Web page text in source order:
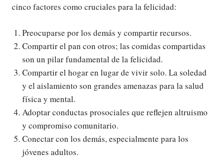
cinco factores como cruciales para la felicidad:
Preocuparse por los demás y compartir recursos.
Compartir el pan con otros; las comidas compartidas
son un pilar fundamental de la felicidad.
Compartir el hogar en lugar de vivir solo. La soledad
y el aislamiento son grandes amenazas para la salud
física y mental.
Adoptar conductas prosociales que reflejen altruismo
y compromiso comunitario.
Conectar con los demás, especialmente para los
jóvenes adultos.